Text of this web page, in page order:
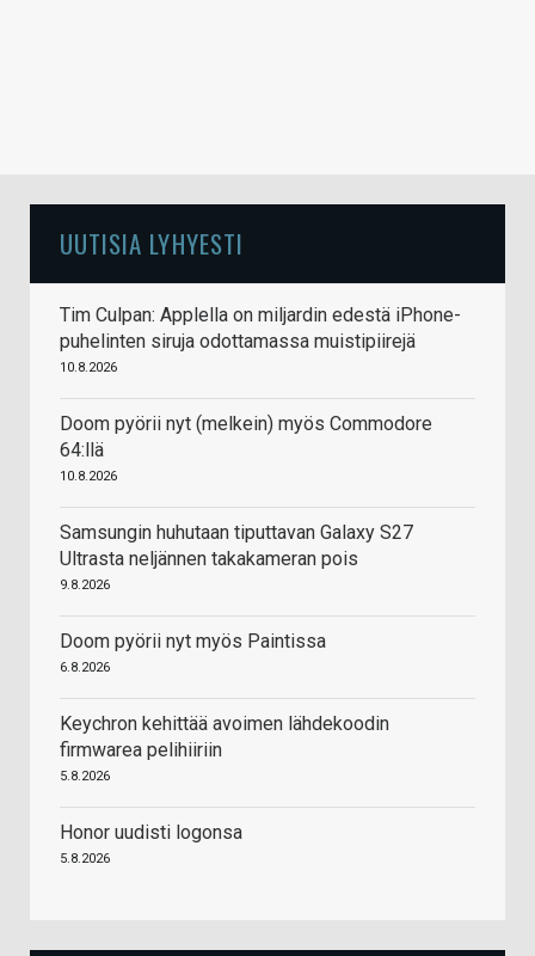
UUTISIA LYHYESTI
Tim Culpan: Applella on miljardin edestä iPhone-
puhelinten siruja odottamassa muistipiirejä
10.8.2026
Doom pyörii nyt (melkein) myös Commodore
64:llä
10.8.2026
Samsungin huhutaan tiputtavan Galaxy S27
Ultrasta neljännen takakameran pois
9.8.2026
Doom pyörii nyt myös Paintissa
6.8.2026
Keychron kehittää avoimen lähdekoodin
firmwarea pelihiiriin
5.8.2026
Honor uudisti logonsa
5.8.2026